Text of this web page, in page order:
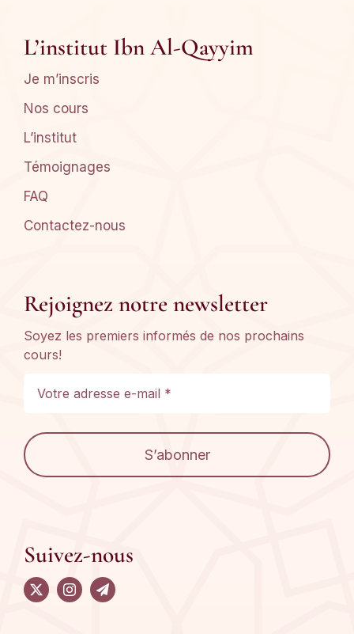
L’institut Ibn Al-Qayyim
Je m’inscris
Nos cours
L’institut
Témoignages
FAQ
Contactez-nous
Rejoignez notre newsletter
Soyez les premiers informés de nos prochains
cours!
S’abonner
Suivez-nous